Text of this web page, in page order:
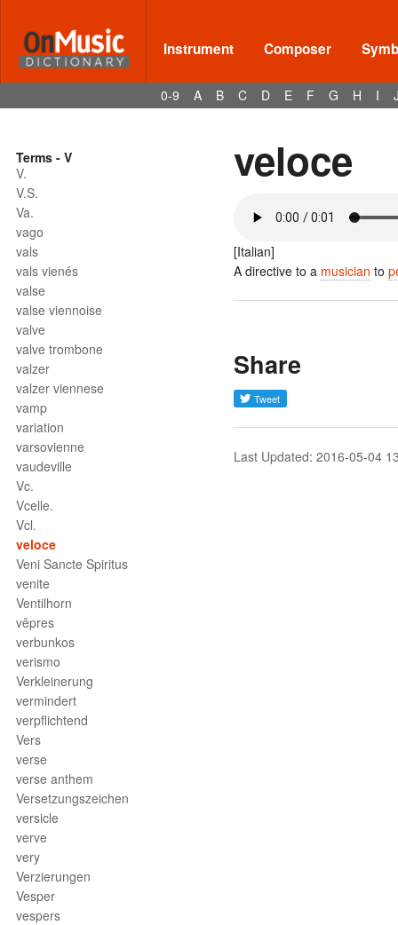
Instrument Composer
0-9 A B C D E F G H I
Terms - V
V.
V.S.
Va.
vago
vals
vals vienés
valse
valse viennoise
valve
valve trombone
valzer
valzer viennese
vamp
variation
varsovienne
vaudeville
Vc.
Vcelle.
Vcl.
veloce
Veni Sancte Spiritus
venite
Ventilhorn
vêpres
verbunkos
verismo
Verkleinerung
vermindert
verpflichtend
Vers
verse
verse anthem
Versetzungszeichen
versicle
verve
very
Verzierungen
Vesper
vespers
veloce
[Italian]
A directive to a musician to
Share
Last Updated: 2016-05-04